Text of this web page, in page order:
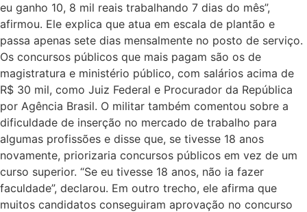
eu ganho 10, 8 mil reais trabalhando 7 dias do mês”,
afirmou. Ele explica que atua em escala de plantão e
passa apenas sete dias mensalmente no posto de serviço.
Os concursos públicos que mais pagam são os de
magistratura e ministério público, com salários acima de
R$ 30 mil, como Juiz Federal e Procurador da República
por Agência Brasil. O militar também comentou sobre a
dificuldade de inserção no mercado de trabalho para
algumas profissões e disse que, se tivesse 18 anos
novamente, priorizaria concursos públicos em vez de um
curso superior. “Se eu tivesse 18 anos, não ia fazer
faculdade”, declarou. Em outro trecho, ele afirma que
muitos candidatos conseguiram aprovação no concurso